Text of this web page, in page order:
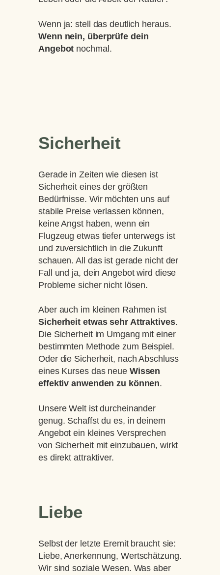
Wenn ja: stell das deutlich heraus.
Wenn nein, überprüfe dein
Angebot nochmal.
Sicherheit
Gerade in Zeiten wie diesen ist
Sicherheit eines der größten
Bedürfnisse. Wir möchten uns auf
stabile Preise verlassen können,
keine Angst haben, wenn ein
Flugzeug etwas tiefer unterwegs ist
und zuversichtlich in die Zukunft
schauen. All das ist gerade nicht der
Fall und ja, dein Angebot wird diese
Probleme sicher nicht lösen.
Aber auch im kleinen Rahmen ist
Sicherheit etwas sehr Attraktives.
Die Sicherheit im Umgang mit einer
bestimmten Methode zum Beispiel.
Oder die Sicherheit, nach Abschluss
eines Kurses das neue Wissen
effektiv anwenden zu können.
Unsere Welt ist durcheinander
genug. Schaffst du es, in deinem
Angebot ein kleines Versprechen
von Sicherheit mit einzubauen, wirkt
es direkt attraktiver.
Liebe
Selbst der letzte Eremit braucht sie:
Liebe, Anerkennung, Wertschätzung.
Wir sind soziale Wesen. Was aber